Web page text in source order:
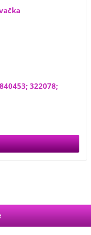
322078;